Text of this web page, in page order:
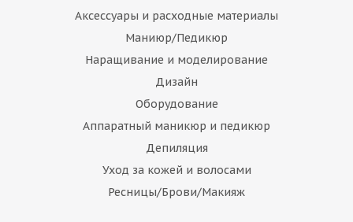
Аксессуары и расходные материалы
Маниюр/Педикюр
Наращивание и моделирование
Дизайн
Оборудование
Аппаратный маникюр и педикюр
Депиляция
Уход за кожей и волосами
Ресницы/Брови/Макияж